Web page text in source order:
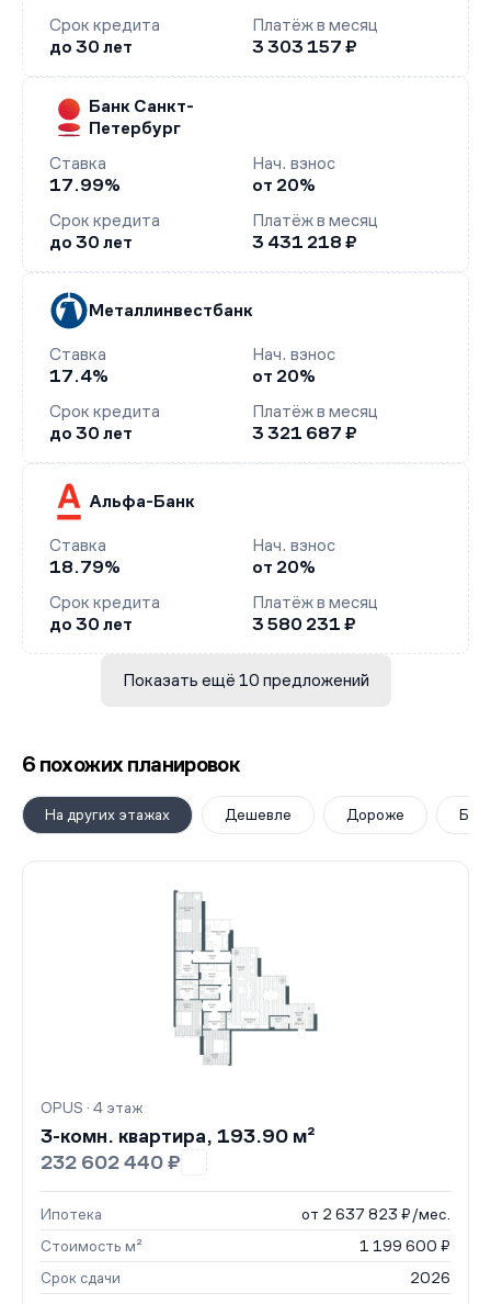
Срок кредита
до 30 лет
Платёж в месяц
3 303 157 ₽
Банк Санкт-
Петербург
Ставка
17.99%
Нач. взнос
от 20%
Срок кредита
до 30 лет
Платёж в месяц
3 431 218 ₽
Металлинвестбанк
Ставка
17.4%
Нач. взнос
от 20%
Срок кредита
до 30 лет
Платёж в месяц
3 321 687 ₽
Альфа-Банк
Ставка
18.79%
Нач. взнос
от 20%
Срок кредита
до 30 лет
Платёж в месяц
3 580 231 ₽
Показать ещё 10 предложений
6 похожих планировок
На других этажах Дешевле Дороже
OPUS · 4 этаж
3-комн. квартира, 193.90 м²
232 602 440 ₽
Ипотека
от 2 637 823 ₽/мес.
Стоимость м²
1 199 600 ₽
Срок сдачи
2026